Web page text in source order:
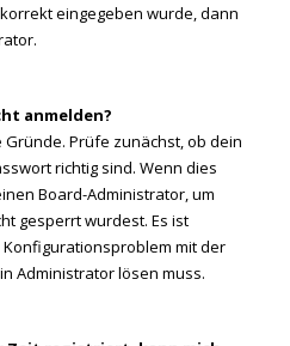
eingegeben wurde, dann
anmelden?
Prüfe zunächst, ob dein
richtig sind. Wenn dies
Board-Administrator, um
gesperrt wurdest. Es ist
mit der
Administrator lösen muss.